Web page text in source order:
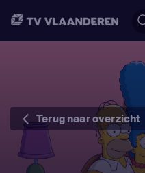
Terug naar overzicht